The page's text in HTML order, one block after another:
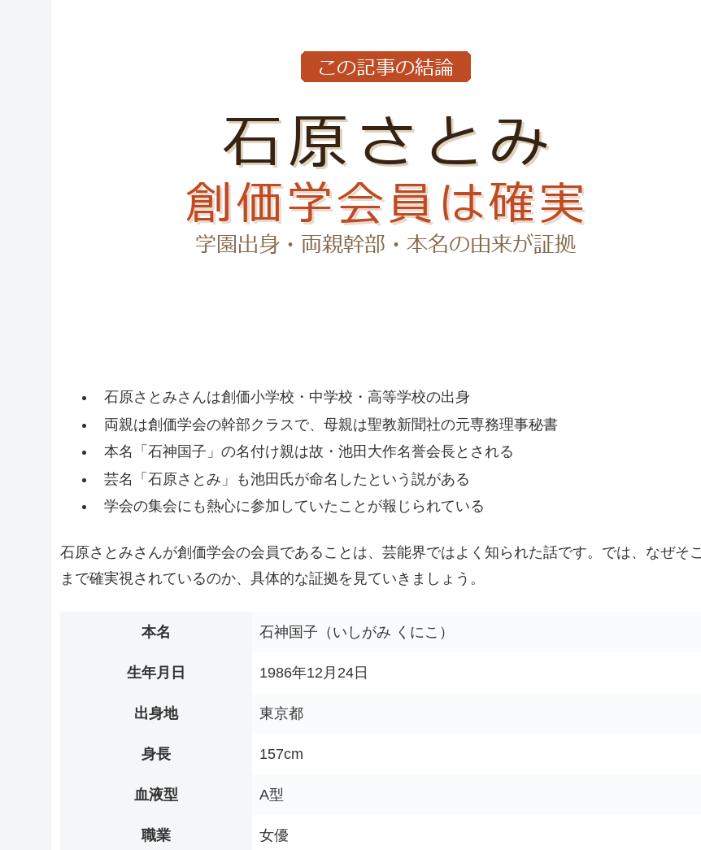
石原さとみさんは創価小学校・中学校・高等学校の出身
両親は創価学会の幹部クラスで、母親は聖教新聞社の元専務理事秘書
本名「石神国子」の名付け親は故・池田大作名誉会長とされる
芸名「石原さとみ」も池田氏が命名したという説がある
学会の集会にも熱心に参加していたことが報じられている
石原さとみさんが創価学会の会員であることは、芸能界ではよく知られた話です。では、なぜそこ
まで確実視されているのか、具体的な証拠を見ていきましょう。
本名 石神国子（いしがみ くにこ）
生年月日 1986年12月24日
出身地 東京都
身長 157cm
血液型 A型
職業 女優